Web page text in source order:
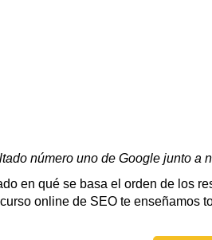
número uno de Google junto a
en qué se basa el orden de los
online de SEO te enseñamos